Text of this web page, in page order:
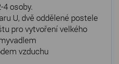
4 osoby.
U, dvě oddělené postele
pro vytvoření velkého
vzduchu